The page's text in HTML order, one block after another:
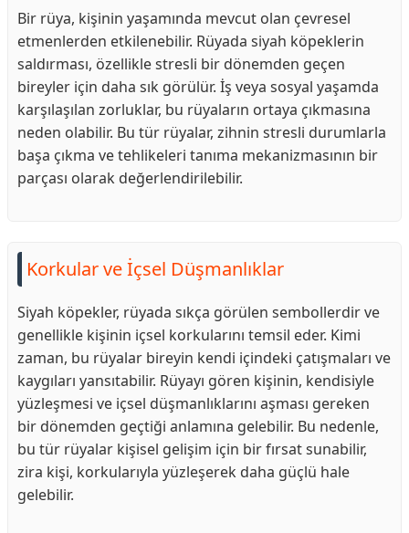
Bir rüya, kişinin yaşamında mevcut olan çevresel
etmenlerden etkilenebilir. Rüyada siyah köpeklerin
saldırması, özellikle stresli bir dönemden geçen
bireyler için daha sık görülür. İş veya sosyal yaşamda
karşılaşılan zorluklar, bu rüyaların ortaya çıkmasına
neden olabilir. Bu tür rüyalar, zihnin stresli durumlarla
başa çıkma ve tehlikeleri tanıma mekanizmasının bir
parçası olarak değerlendirilebilir.
Korkular ve İçsel Düşmanlıklar
Siyah köpekler, rüyada sıkça görülen sembollerdir ve
genellikle kişinin içsel korkularını temsil eder. Kimi
zaman, bu rüyalar bireyin kendi içindeki çatışmaları ve
kaygıları yansıtabilir. Rüyayı gören kişinin, kendisiyle
yüzleşmesi ve içsel düşmanlıklarını aşması gereken
bir dönemden geçtiği anlamına gelebilir. Bu nedenle,
bu tür rüyalar kişisel gelişim için bir fırsat sunabilir,
zira kişi, korkularıyla yüzleşerek daha güçlü hale
gelebilir.